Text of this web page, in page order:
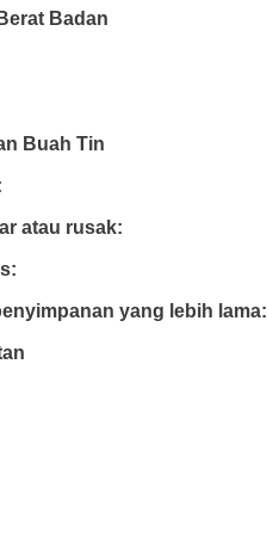
Badan
Buah Tin
atau rusak:
yang lebih lama: